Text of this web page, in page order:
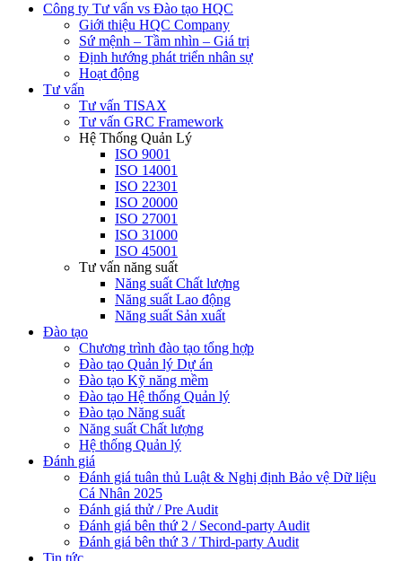
Công ty Tư vấn vs Đào tạo HQC
Giới thiệu HQC Company
Sứ mệnh – Tầm nhìn – Giá trị
Định hướng phát triển nhân sự
Hoạt động
Tư vấn
Tư vấn TISAX
Tư vấn GRC Framework
Hệ Thống Quản Lý
ISO 9001
ISO 14001
ISO 22301
ISO 20000
ISO 27001
ISO 31000
ISO 45001
Tư vấn năng suất
Năng suất Chất lượng
Năng suất Lao động
Năng suất Sản xuất
Đào tạo
Chương trình đào tạo tổng hợp
Đào tạo Quản lý Dự án
Đào tạo Kỹ năng mềm
Đào tạo Hệ thống Quản lý
Đào tạo Năng suất
Năng suất Chất lượng
Hệ thống Quản lý
Đánh giá
Đánh giá tuân thủ Luật & Nghị định Bảo vệ Dữ liệu
Cá Nhân 2025
Đánh giá thử / Pre Audit
Đánh giá bên thứ 2 / Second-party Audit
Đánh giá bên thứ 3 / Third-party Audit